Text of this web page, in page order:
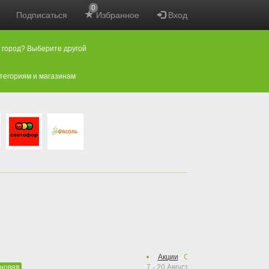
Подписаться Избранное
0
Вход
Выберите другой
и магазинам
новая
Акции Осталось
7 - 20 Августа 2026